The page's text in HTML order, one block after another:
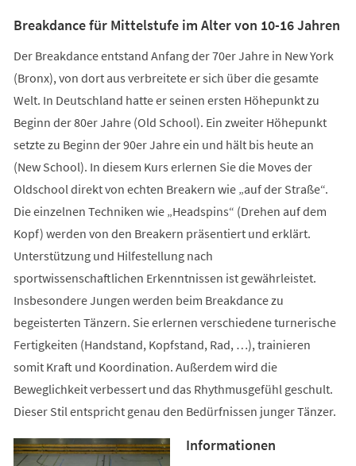
Breakdance für Mittelstufe im Alter von 10-16 Jahren
Der Breakdance entstand Anfang der 70er Jahre in New York
(Bronx), von dort aus verbreitete er sich über die gesamte
Welt. In Deutschland hatte er seinen ersten Höhepunkt zu
Beginn der 80er Jahre (Old School). Ein zweiter Höhepunkt
setzte zu Beginn der 90er Jahre ein und hält bis heute an
(New School). In diesem Kurs erlernen Sie die Moves der
Oldschool direkt von echten Breakern wie „auf der Straße“.
Die einzelnen Techniken wie „Headspins“ (Drehen auf dem
Kopf) werden von den Breakern präsentiert und erklärt.
Unterstützung und Hilfestellung nach
sportwissenschaftlichen Erkenntnissen ist gewährleistet.
Insbesondere Jungen werden beim Breakdance zu
begeisterten Tänzern. Sie erlernen verschiedene turnerische
Fertigkeiten (Handstand, Kopfstand, Rad, …), trainieren
somit Kraft und Koordination. Außerdem wird die
Beweglichkeit verbessert und das Rhythmusgefühl geschult.
Dieser Stil entspricht genau den Bedürfnissen junger Tänzer.
Informationen